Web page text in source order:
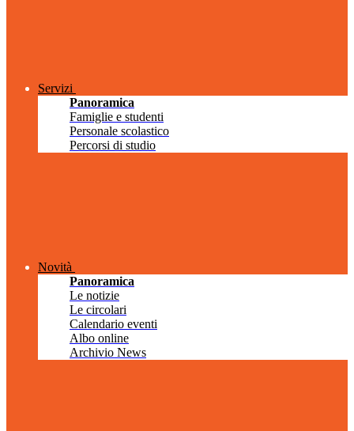
Servizi
Panoramica
Famiglie e studenti
Personale scolastico
Percorsi di studio
Novità
Panoramica
Le notizie
Le circolari
Calendario eventi
Albo online
Archivio News